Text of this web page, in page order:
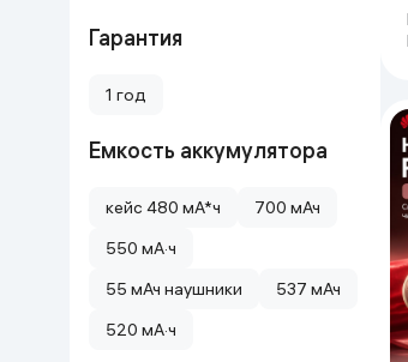
Гарантия
1 год
Емкость аккумулятора
кейс 480 мА*ч
700 мАч
550 мА·ч
55 мАч наушники
537 мАч
520 мА·ч